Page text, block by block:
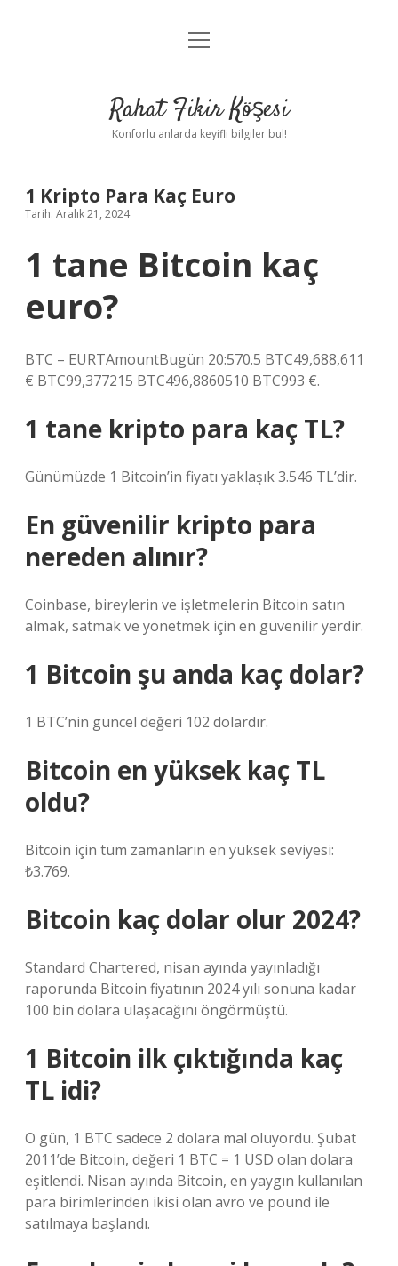
Anasayfa
Yasal Uyarı
menüyü
Rahat Fikir Köşesi
Konforlu anlarda keyifli bilgiler bul!
1 Kripto Para Kaç Euro
Tarih: Aralık 21, 2024
1 tane Bitcoin kaç
euro?
BTC – EURTAmountBugün 20:570.5 BTC49,688,611
€ BTC99,377215 BTC496,8860510 BTC993 €.
1 tane kripto para kaç TL?
Günümüzde 1 Bitcoin’in fiyatı yaklaşık 3.546 TL’dir.
En güvenilir kripto para
nereden alınır?
Coinbase, bireylerin ve işletmelerin Bitcoin satın
almak, satmak ve yönetmek için en güvenilir yerdir.
1 Bitcoin şu anda kaç dolar?
1 BTC’nin güncel değeri 102 dolardır.
Bitcoin en yüksek kaç TL
oldu?
Bitcoin için tüm zamanların en yüksek seviyesi:
₺3.769.
Bitcoin kaç dolar olur 2024?
Standard Chartered, nisan ayında yayınladığı
raporunda Bitcoin fiyatının 2024 yılı sonuna kadar
100 bin dolara ulaşacağını öngörmüştü.
1 Bitcoin ilk çıktığında kaç
TL idi?
O gün, 1 BTC sadece 2 dolara mal oluyordu. Şubat
2011’de Bitcoin, değeri 1 BTC = 1 USD olan dolara
eşitlendi. Nisan ayında Bitcoin, en yaygın kullanılan
para birimlerinden ikisi olan avro ve pound ile
satılmaya başlandı.